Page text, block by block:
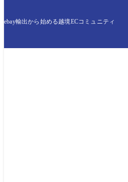
ebay輸出から始める越境ECコミュニティ